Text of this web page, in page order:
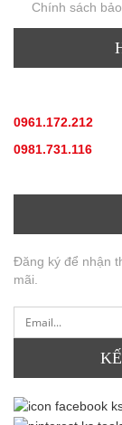
Chính sách
0961.172.212
0981.731.116
Đăng ký để nhận
mãi.